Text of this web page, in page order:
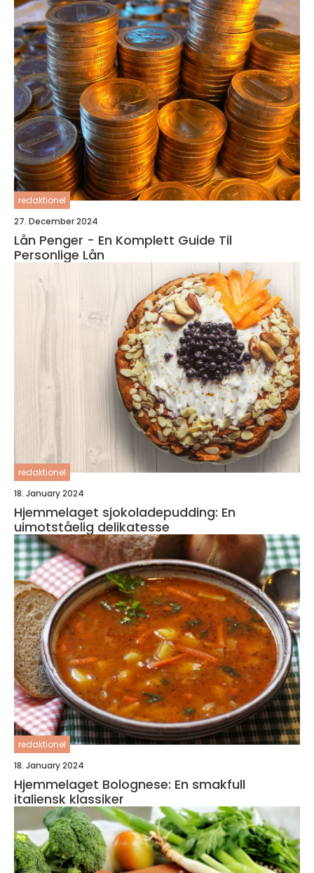
redaktionel
27. December 2024
Lån Penger - En Komplett Guide Til
Personlige Lån
redaktionel
18. January 2024
Hjemmelaget sjokoladepudding: En
uimotståelig delikatesse
redaktionel
18. January 2024
Hjemmelaget Bolognese: En smakfull
italiensk klassiker